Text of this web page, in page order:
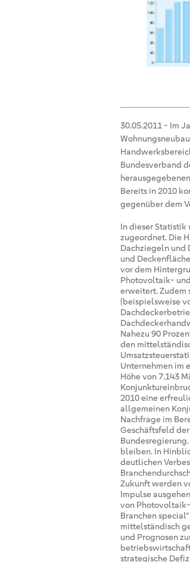
30.05.2011 - Im
Bundesverband
Bereits in 2010
gegenüber dem
In dieser
zugeordnet. Die
Dachziegeln und
und
vor dem
Photovoltaik-
erweitert. Zudem
(beispielsweise
Nahezu 90
den
Unternehmen im
Höhe von 7.143
2010 eine
allgemeinen
Nachfrage im
Geschäftsfeld
bleiben. In
deutlichen
Zukunft werden
Impulse
von Photovoltaik-
Branchen
mittelständisch
und Prognosen
strategische